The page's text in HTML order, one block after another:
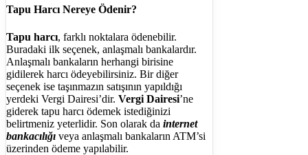
Tapu Harcı Nereye Ödenir?
Tapu harcı, farklı noktalara ödenebilir.
Buradaki ilk seçenek, anlaşmalı bankalardır.
Anlaşmalı bankaların herhangi birisine
gidilerek harcı ödeyebilirsiniz. Bir diğer
seçenek ise taşınmazın satışının yapıldığı
yerdeki Vergi Dairesi’dir. Vergi Dairesi’ne
giderek tapu harcı ödemek istediğinizi
belirtmeniz yeterlidir. Son olarak da internet
bankacılığı veya anlaşmalı bankaların ATM’si
üzerinden ödeme yapılabilir.